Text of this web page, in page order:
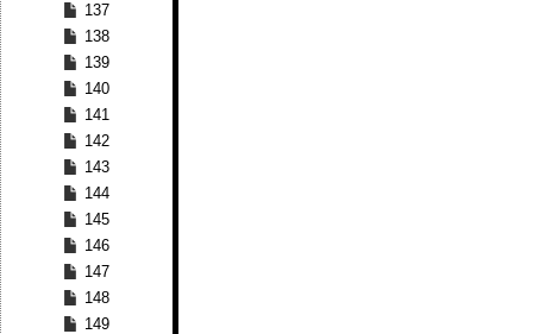
137
138
139
140
141
142
143
144
145
146
147
148
149